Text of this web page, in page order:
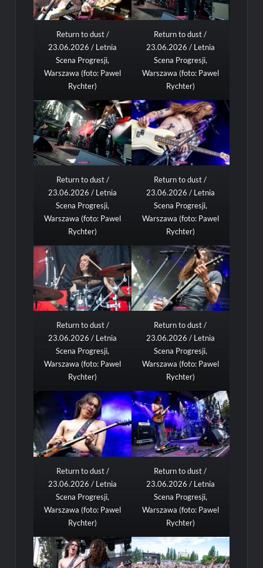
Return to dust /
23.06.2026 / Letnia
Scena Progresji,
Warszawa (foto: Pawel
Rychter)
Return to dust /
23.06.2026 / Letnia
Scena Progresji,
Warszawa (foto: Pawel
Rychter)
Return to dust /
23.06.2026 / Letnia
Scena Progresji,
Warszawa (foto: Pawel
Rychter)
Return to dust /
23.06.2026 / Letnia
Scena Progresji,
Warszawa (foto: Pawel
Rychter)
Return to dust /
23.06.2026 / Letnia
Scena Progresji,
Warszawa (foto: Pawel
Rychter)
Return to dust /
23.06.2026 / Letnia
Scena Progresji,
Warszawa (foto: Pawel
Rychter)
Return to dust /
23.06.2026 / Letnia
Scena Progresji,
Warszawa (foto: Pawel
Rychter)
Return to dust /
23.06.2026 / Letnia
Scena Progresji,
Warszawa (foto: Pawel
Rychter)